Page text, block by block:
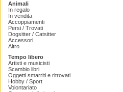
Animali
In regalo
In vendita
Accoppiamenti
Persi / Trovati
Dogsitter / Catsitter
Accessori
Altro
Tempo libero
Artisti e musicisti
Scambio libri
Oggetti smarriti e ritrovati
Hobby / Sport
Volontariato